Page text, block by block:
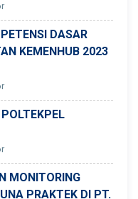
DASAR
KEMENHUB 2023
MONITORING
PRAKTEK DI PT.